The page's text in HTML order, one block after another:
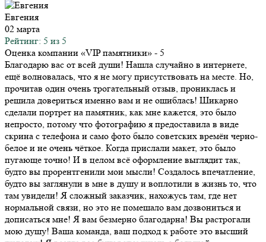
Евгения
02 марта
Рейтинг: 5 из 5
Оценка компании «VIP памятники» - 5
Благодарю вас от всей души! Нашла случайно в интернете,
ещё волновалась, что я не могу присутствовать на месте. Но,
прочитав один очень трогательный отзыв, прониклась и
решила довериться именно вам и не ошиблась! Шикарно
сделали портрет на памятник, как мне кажется, это было
непросто, потому что фотографию я предоставила в виде
скрина с телефона и само фото было советских времён черно-
белое и не очень чёткое. Когда прислали макет, это было
пугающе точно! И в целом всё оформление выглядит так,
будто вы прорентгенили мои мысли! Создалось впечатление,
будто вы заглянули в мне в душу и воплотили в жизнь то, что
там увидели! Я сложный заказчик, нахожусь там, где нет
нормальной связи, но это не помешало вам дозвониться и
дописаться мне! Я вам безмерно благодарна! Вы растрогали
мою душу! Ваша команда, ваш подход к работе это высший